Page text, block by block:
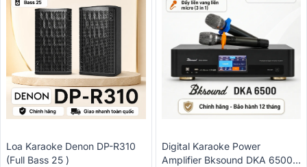
Loa Karaoke Denon DP-R310
(Full Bass 25 )
Digital Karaoke Power
Amplifier Bksound DKA 6500 (